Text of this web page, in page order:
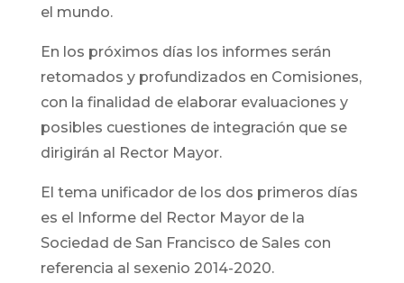
el mundo.
En los próximos días los informes serán
retomados y profundizados en Comisiones,
con la finalidad de elaborar evaluaciones y
posibles cuestiones de integración que se
dirigirán al Rector Mayor.
El tema unificador de los dos primeros días
es el Informe del Rector Mayor de la
Sociedad de San Francisco de Sales con
referencia al sexenio 2014-2020.